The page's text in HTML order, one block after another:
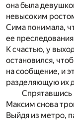
она была
невысоким
Сима понимала,
ее
К счастью, у
остановился,
на сообщение, и
разделяющую их
Спрятавшись
Максим снова
Выйдя из метро,